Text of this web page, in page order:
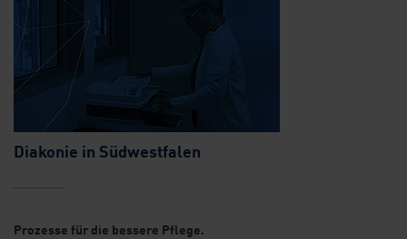
Diakonie in Südwestfalen
Prozesse für die bessere Pflege.